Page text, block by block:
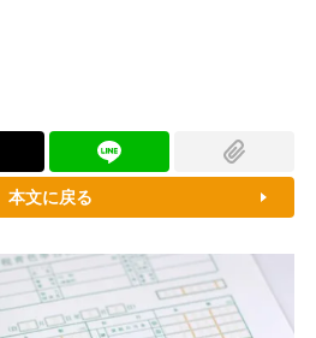
本文に戻る